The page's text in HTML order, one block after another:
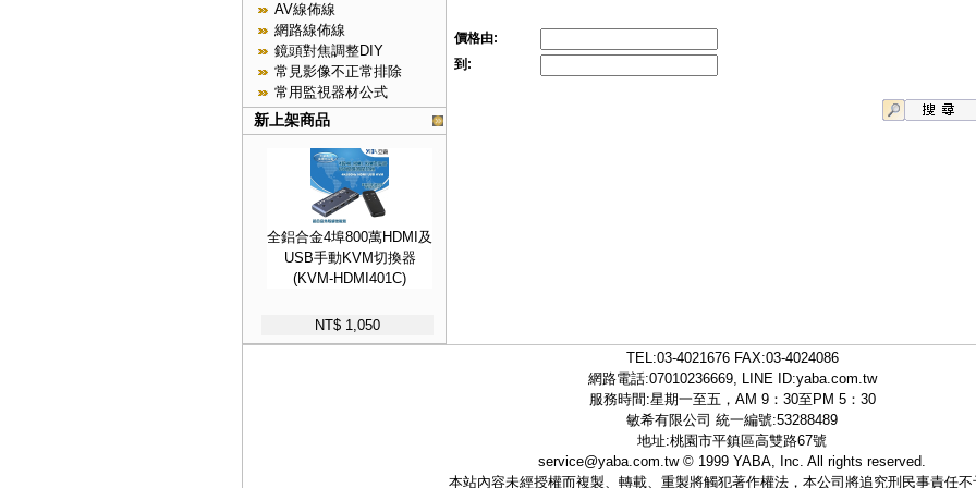
AV線佈線
網路線佈線
鏡頭對焦調整DIY
常見影像不正常排除
常用監視器材公式
新上架商品
全鋁合金4埠800萬HDMI及
USB手動KVM切換器
(KVM-HDMI401C)
NT$ 1,050
價格由:
到:
TEL:03-4021676FAX:03-4024086
網路電話:07010236669, LINE ID:yaba.com.tw
服務時間:星期一至五，AM 9：30至PM 5：30
敏希有限公司 統一編號:53288489
地址:桃園市平鎮區高雙路67號
service@yaba.com.tw© 1999 YABA, Inc. All rights reserved.
本站內容未經授權而複製、轉載、重製將觸犯著作權法，本公司將追究刑民事責任不